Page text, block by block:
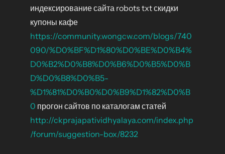
индексирование сайта robots txt скидки
купоны кафе
https://community.wongcw.com/blogs/740
090/%D0%BF%D1%80%D0%BE%D0%B4%
D0%B2%D0%B8%D0%B6%D0%B5%D0%B
D%D0%B8%D0%B5-
%D1%81%D0%B0%D0%B9%D1%82%D0%B
0 прогон сайтов по каталогам статей
http://ckprajapatividhyalaya.com/index.php
/forum/suggestion-box/8232